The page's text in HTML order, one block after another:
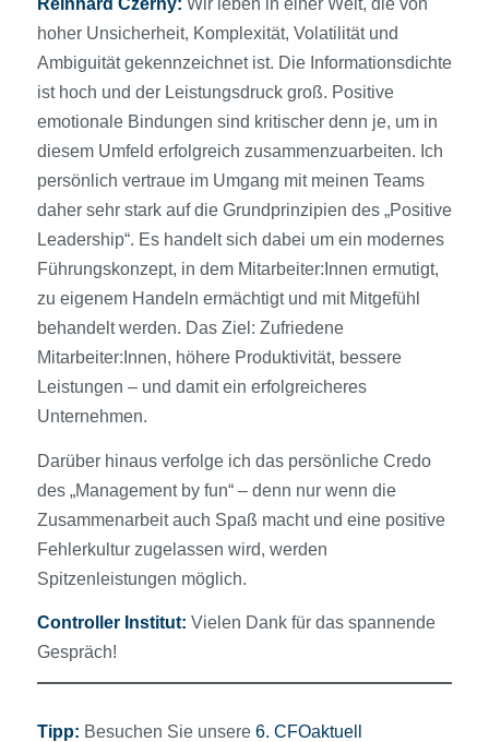
Reinhard Czerny: Wir leben in einer Welt, die von
hoher Unsicherheit, Komplexität, Volatilität und
Ambiguität gekennzeichnet ist. Die Informationsdichte
ist hoch und der Leistungsdruck groß. Positive
emotionale Bindungen sind kritischer denn je, um in
diesem Umfeld erfolgreich zusammenzuarbeiten. Ich
persönlich vertraue im Umgang mit meinen Teams
daher sehr stark auf die Grundprinzipien des „Positive
Leadership“. Es handelt sich dabei um ein modernes
Führungskonzept, in dem Mitarbeiter:Innen ermutigt,
zu eigenem Handeln ermächtigt und mit Mitgefühl
behandelt werden. Das Ziel: Zufriedene
Mitarbeiter:Innen, höhere Produktivität, bessere
Leistungen – und damit ein erfolgreicheres
Unternehmen.
Darüber hinaus verfolge ich das persönliche Credo
des „Management by fun“ – denn nur wenn die
Zusammenarbeit auch Spaß macht und eine positive
Fehlerkultur zugelassen wird, werden
Spitzenleistungen möglich.
Controller Institut: Vielen Dank für das spannende
Gespräch!
Tipp: Besuchen Sie unsere 6. CFOaktuell